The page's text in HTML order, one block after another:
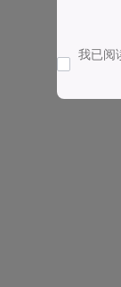
我已阅